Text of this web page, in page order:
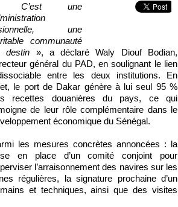
C’est une
une
communauté
destin », a déclaré Waly Diouf Bodian,
général du PAD, en soulignant le lien
entre les deux institutions. En
le port de Dakar génère à lui seul 95 %
recettes douanières du pays, ce qui
de leur rôle complémentaire dans le
économique du Sénégal.
les mesures concrètes annoncées : la
en place d’un comité conjoint pour
l’arraisonnement des navires sur les
régulières, la signature prochaine d’un
et techniques, ainsi que des visites